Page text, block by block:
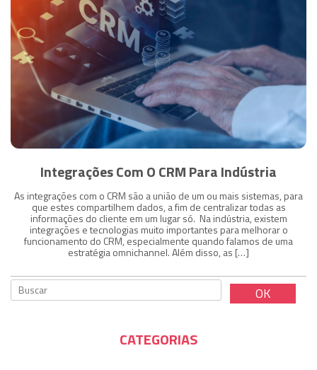
Integrações Com O CRM Para Indústria
As integrações com o CRM são a união de um ou mais sistemas, para
que estes compartilhem dados, a fim de centralizar todas as
informações do cliente em um lugar só. Na indústria, existem
integrações e tecnologias muito importantes para melhorar o
funcionamento do CRM, especialmente quando falamos de uma
estratégia omnichannel. Além disso, as […]
CATEGORIAS